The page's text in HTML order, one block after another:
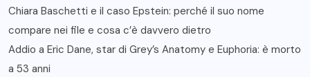
Chiara Baschetti e il caso Epstein: perché il suo nome
compare nei file e cosa c’è davvero dietro
Addio a Eric Dane, star di Grey’s Anatomy e Euphoria: è morto
a 53 anni